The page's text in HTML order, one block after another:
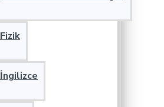
Fizik
İngilizce